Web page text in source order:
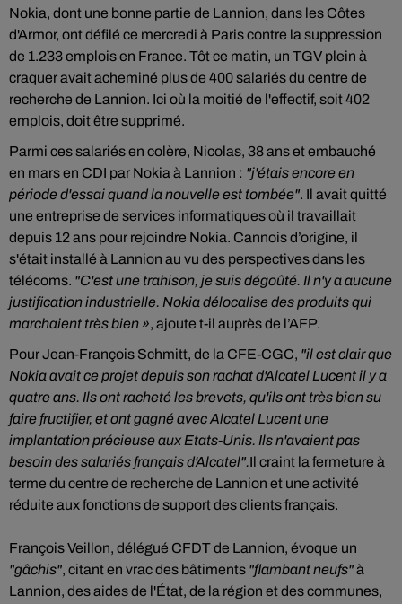
Nokia, dont une bonne partie de Lannion, dans les Côtes
d'Armor, ont défilé ce mercredi à Paris contre la suppression
de 1.233 emplois en France. Tôt ce matin, un TGV plein à
craquer avait acheminé plus de 400 salariés du centre de
recherche de Lannion. Ici où la moitié de l'effectif, soit 402
emplois, doit être supprimé.
Parmi ces salariés en colère, Nicolas, 38 ans et embauché
en mars en CDI par Nokia à Lannion : "j'étais encore en
période d'essai quand la nouvelle est tombée". Il avait quitté
une entreprise de services informatiques où il travaillait
depuis 12 ans pour rejoindre Nokia. Cannois d’origine, il
s'était installé à Lannion au vu des perspectives dans les
télécoms. "C'est une trahison, je suis dégoûté. Il n'y a aucune
justification industrielle. Nokia délocalise des produits qui
marchaient très bien », ajoute t-il auprès de l’AFP.
Pour Jean-François Schmitt, de la CFE-CGC, "il est clair que
Nokia avait ce projet depuis son rachat d'Alcatel Lucent il y a
quatre ans. Ils ont racheté les brevets, qu'ils ont très bien su
faire fructifier, et ont gagné avec Alcatel Lucent une
implantation précieuse aux Etats-Unis. Ils n'avaient pas
besoin des salariés français d'Alcatel".Il craint la fermeture à
terme du centre de recherche de Lannion et une activité
réduite aux fonctions de support des clients français.
François Veillon, délégué CFDT de Lannion, évoque un
"gâchis", citant en vrac des bâtiments "flambant neufs"à
Lannion, des aides de l'État, de la région et des communes,